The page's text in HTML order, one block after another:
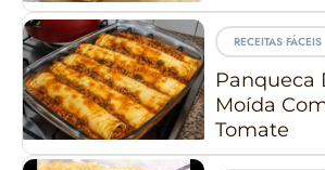
RECEITAS FÁCEIS
Panqueca
Moída
Tomate